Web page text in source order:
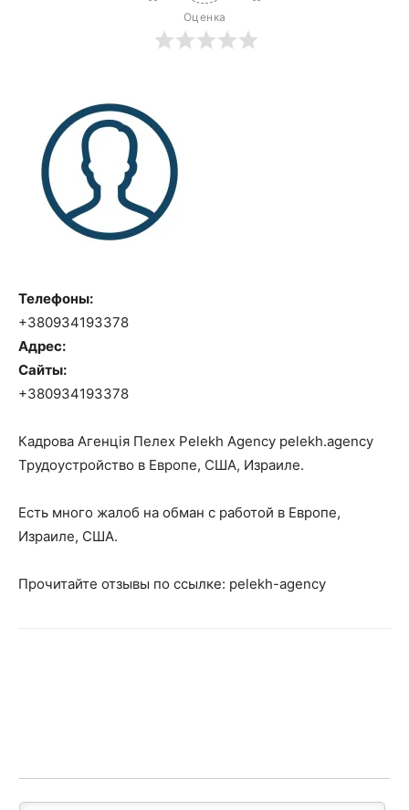
Оценка
Телефоны:
+380934193378
Адрес:
Сайты:
+380934193378
Кадрова Агенція Пелех Pelekh Agency pelekh.agency
Трудоустройство в Европе, США, Израиле.
Есть много жалоб на обман с работой в Европе,
Израиле, США.
Прочитайте отзывы по ссылке: pelekh-agency